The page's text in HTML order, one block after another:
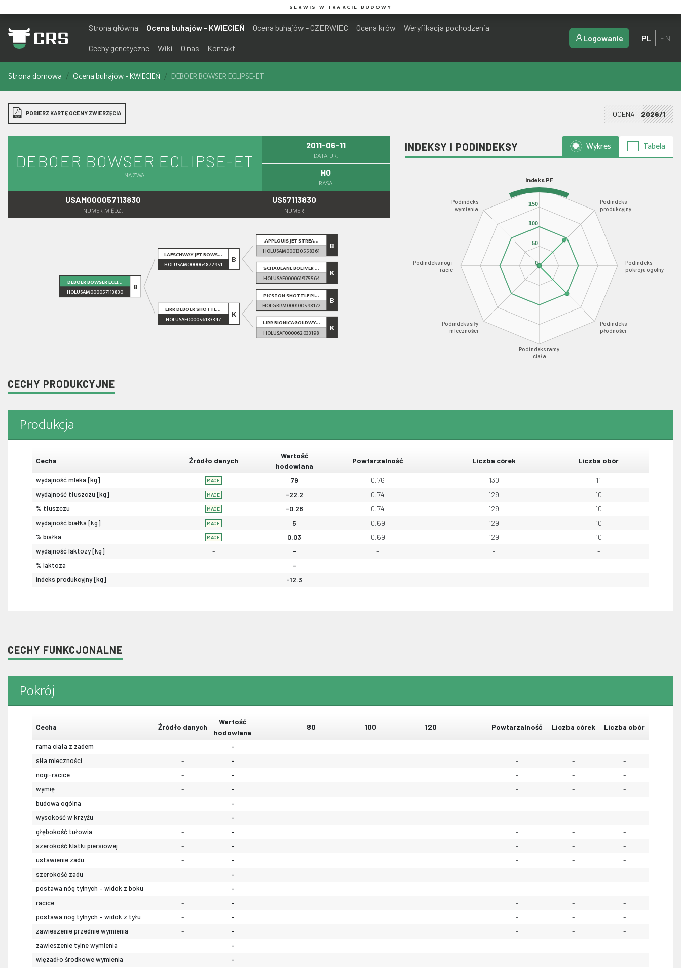
SERWIS W TRAKCIE BUDOWY
Strona główna Ocena buhajów - KWIECIEŃ Ocena buhajów - CZERWIEC Ocena krów Weryfikacja pochodzenia
Cechy genetyczne Wiki O nas Kontakt
Logowanie PL EN
Strona domowa Ocena buhajów - KWIECIEŃ DEBOER BOWSER ECLIPSE-ET
POBIERZ KARTĘ OCENY ZWIERZĘCIA OCENA: 2026/1
DEBOER BOWSER ECLIPSE-ET
NAZWA
2011-06-11
DATA UR.
HO
RASA
USAM000057113830
NUMER MIĘDZ.
US57113830
NUMER
DEBOER BOWSER ECLI...
HOLUSAM000057113830 B
LAESCHWAY JET BOWS...
HOLUSAM000064872951 B
LIRR DEBOER SHOTTL...
HOLUSAF000056183347 K
APPLOUIS JET STREA...
HOLUSAM000130558361 B
SCHAULANE BOLIVER ...
HOLUSAF000061975564 K
PICSTON SHOTTLE PI...
HOLGBRM000100598172 B
LIRR BIONICAGOLDWY...
HOLUSAF000062033198 K
INDEKSY I PODINDEKSY Wykres Tabela
Indeks PF
Podindeks
produkcyjny
Podindeks
pokroju ogólny
Podindeks
płodności
Podindeks ramy
ciała
Podindeks siły
mleczności
Podindeks nóg i
racic
Podindeks
wymienia
0
50
100
150
CECHY PRODUKCYJNE
Produkcja
Cecha Źródło danych
Wartość
hodowlana
Powtarzalność Liczba córek Liczba obór
wydajność mleka [kg] MACE 79 0.76 130 11
wydajność tłuszczu [kg] MACE -22.2 0.74 129 10
% tłuszczu MACE -0.28 0.74 129 10
wydajność białka [kg] MACE 5 0.69 129 10
% białka MACE 0.03 0.69 129 10
wydajność laktozy [kg] - - - - -
% laktoza - - - - -
indeks produkcyjny [kg] - -12.3 - - -
CECHY FUNKCJONALNE
Pokrój
Cecha Źródło danych
Wartość
hodowlana
80 100 120 Powtarzalność Liczba córek Liczba obór
rama ciała z zadem - - - - -
siła mleczności - - - - -
nogi-racice - - - - -
wymię - - - - -
budowa ogólna - - - - -
wysokość w krzyżu - - - - -
głębokość tułowia - - - - -
szerokość klatki piersiowej - - - - -
ustawienie zadu - - - - -
szerokość zadu - - - - -
postawa nóg tylnych – widok z boku - - - - -
racice - - - - -
postawa nóg tylnych – widok z tyłu - - - - -
zawieszenie przednie wymienia - - - - -
zawieszenie tylne wymienia - - - - -
więzadło środkowe wymienia - - - - -